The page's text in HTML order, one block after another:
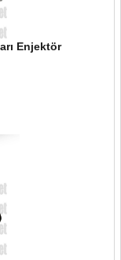
Enjektör